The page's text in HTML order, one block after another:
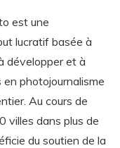
est une
lucratif basée à
développer et à
photojournalisme
Au cours de
villes dans plus de
du soutien de la